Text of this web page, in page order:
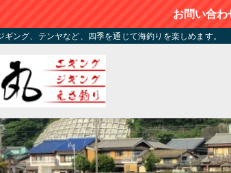
お問い合
ング、テンヤなど、四季を通じて海釣りを楽しめます。